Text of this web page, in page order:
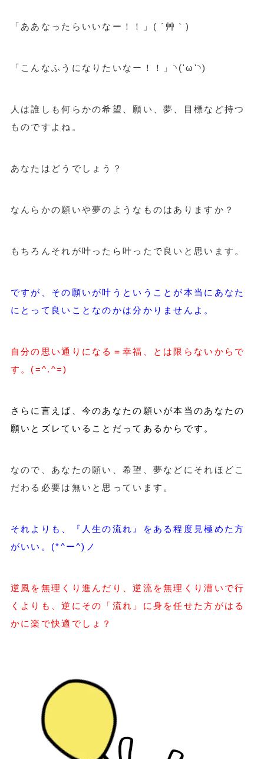
「ああなったらいいなー！！」( ´艸｀)
「こんなふうになりたいなー！！」◝('ω'◝)
人は誰しも何らかの希望、願い、夢、目標など持つ
ものですよね。
あなたはどうでしょう？
なんらかの願いや夢のようなものはありますか？
もちろんそれが叶ったら叶ったで良いと思います。
ですが、その願いが叶うということが本当にあなた
にとって良いことなのかは分かりませんよ。
自分の思い通りになる＝幸福、とは限らないからで
す。(=^.^=)
さらに言えば、今のあなたの願いが本当のあなたの
願いとズレていることだってあるからです。
なので、あなたの願い、希望、夢などにそれほどこ
だわる必要は無いと思っています。
それよりも、『人生の流れ』をある程度見極めた方
がいい。(*^ー^)ノ
逆風を無理くり進んだり、逆流を無理くり漕いで行
くよりも、逆にその「流れ」に身を任せた方がはる
かに楽で快適でしょ？